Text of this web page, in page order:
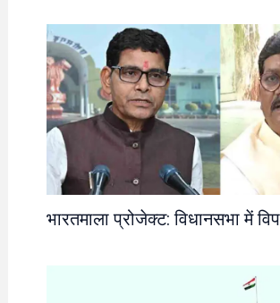
भारतमाला प्रोजेक्ट: विधानसभा में